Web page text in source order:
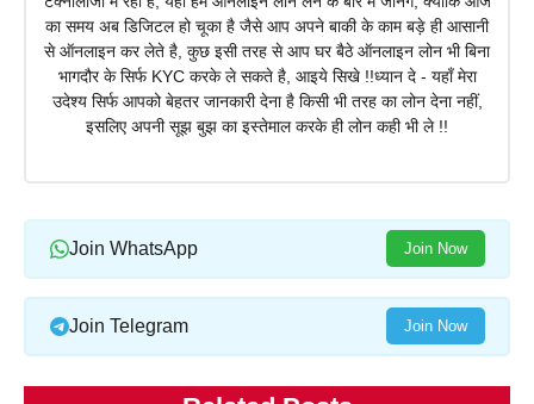
का समय अब डिजिटल हो चूका है जैसे आप अपने बाकी के काम बड़े ही आसानी
से ऑनलाइन कर लेते है, कुछ इसी तरह से आप घर बैठे ऑनलाइन लोन भी बिना
भागदौर के सिर्फ KYC करके ले सकते है, आइये सिखे !!ध्यान दे - यहाँ मेरा
उदेश्य सिर्फ आपको बेहतर जानकारी देना है किसी भी तरह का लोन देना नहीं,
इसलिए अपनी सूझ बुझ का इस्तेमाल करके ही लोन कही भी ले !!
Join WhatsApp Join Now
Join Telegram Join Now